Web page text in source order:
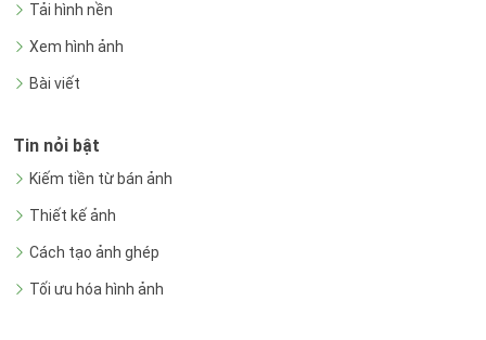
Tải hình nền
Xem hình ảnh
Bài viết
Tin nỏi bật
Kiếm tiền từ bán ảnh
Thiết kế ảnh
Cách tạo ảnh ghép
Tối ưu hóa hình ảnh